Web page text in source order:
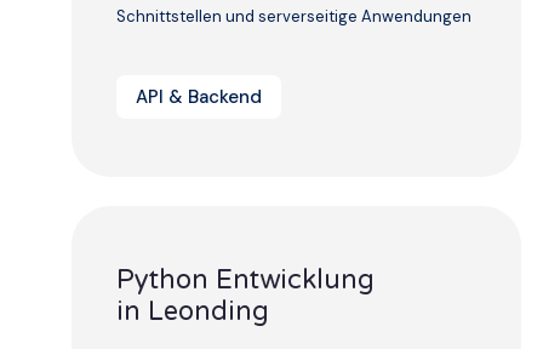
Schnittstellen und serverseitige Anwendungen
API & Backend
Python Entwicklung
in Leonding